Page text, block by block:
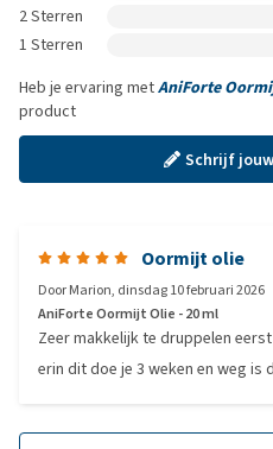
2 Sterren
1 Sterren
Heb je ervaring metAniForte
product
Schrijf
Oormijt olie
DoorMarion, dinsdag 10 februari 2026
AniForte Oormijt Olie - 20 ml
Zeer makkelijk te druppelen
erin dit doe je 3 weken en weg is